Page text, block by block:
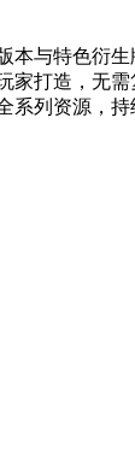
与特色衍
打造，无
列资源，